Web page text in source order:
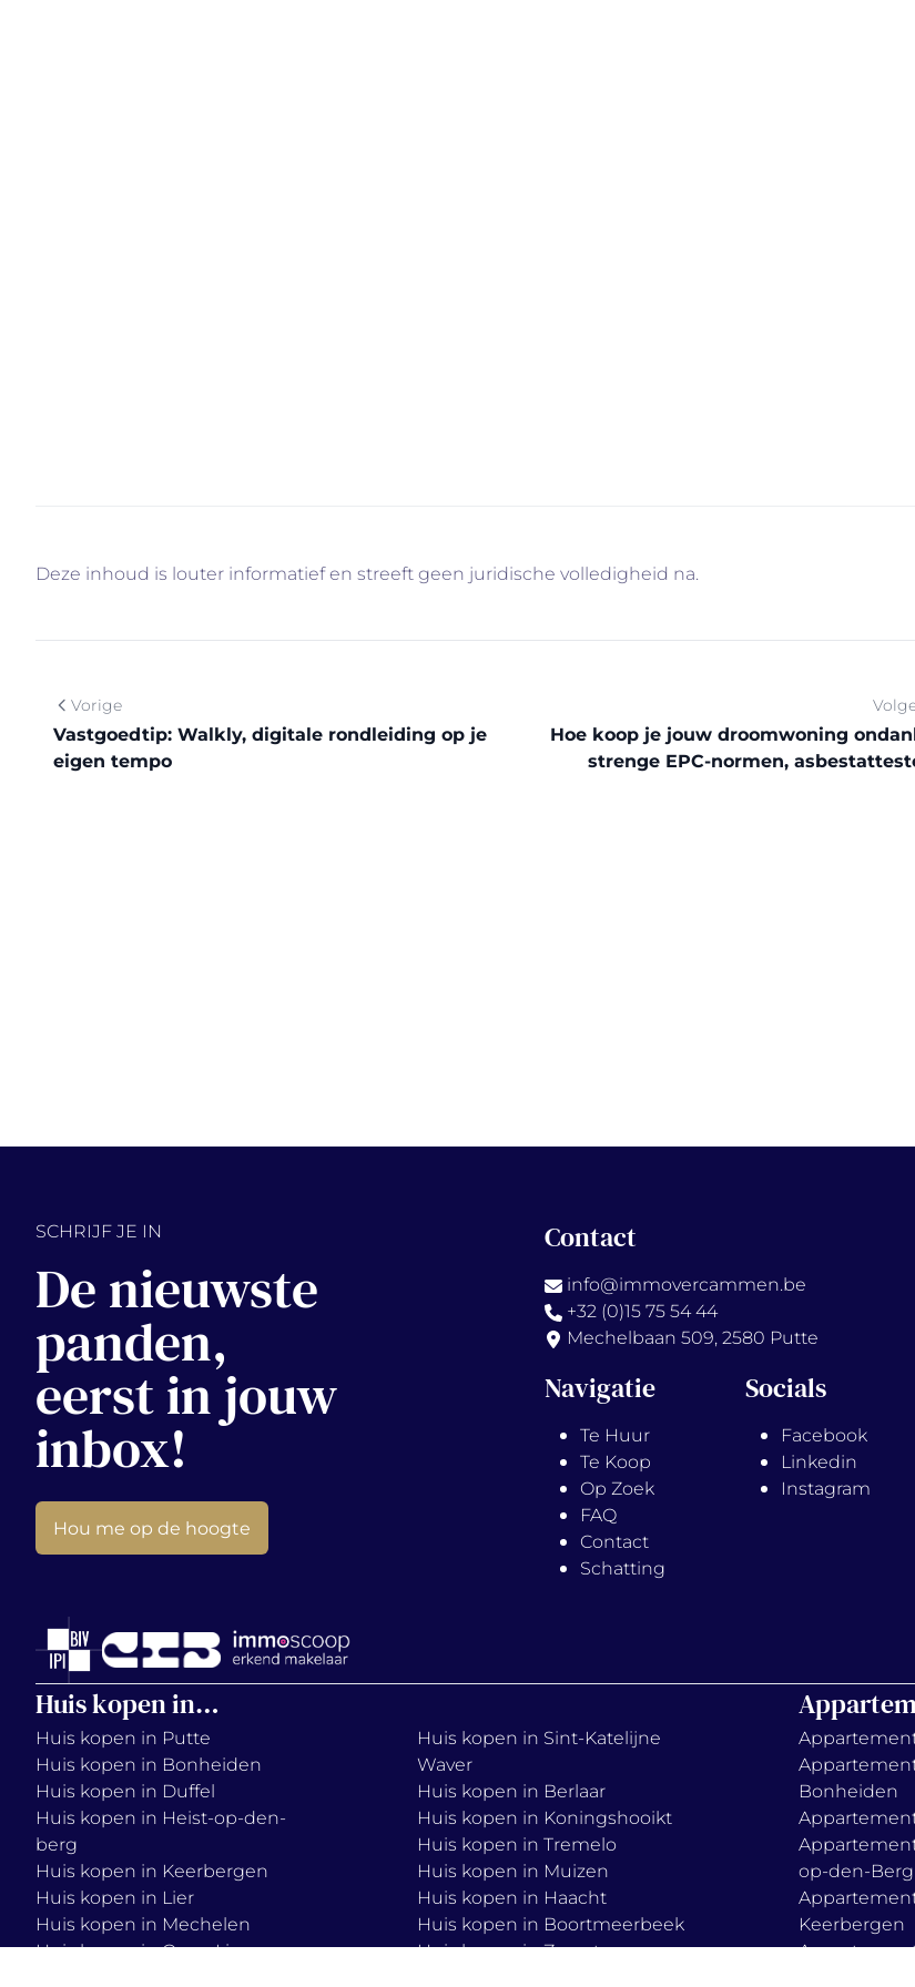
Deze inhoud is louter informatief en streeft geen juridische volledigheid na.
Vorige
Vastgoedtip: Walkly, digitale rondleiding op je
eigen tempo
Hoe koop je jouw droomwoning
strenge EPC-normen,
SCHRIJF JE IN
De nieuwste
panden,
eerst in jouw
inbox!
Hou me op de hoogte
Contact
info@immovercammen.be
+32 (0)15 75 54 44
Mechelbaan 509, 2580 Putte
Navigatie
Te Huur
Te Koop
Op Zoek
FAQ
Contact
Schatting
Socials
Facebook
Linkedin
Instagram
Huis kopen in…
Huis kopen in Putte
Huis kopen in Bonheiden
Huis kopen in Duffel
Huis kopen in Heist-op-den-
berg
Huis kopen in Keerbergen
Huis kopen in Lier
Huis kopen in Mechelen
Huis kopen in Onze-Lieve-
Huis kopen in Sint-Katelijne
Waver
Huis kopen in Berlaar
Huis kopen in Koningshooikt
Huis kopen in Tremelo
Huis kopen in Muizen
Huis kopen in Haacht
Huis kopen in Boortmeerbeek
Huis kopen in Zemst
Bonheiden
op-den-Berg
Keerbergen